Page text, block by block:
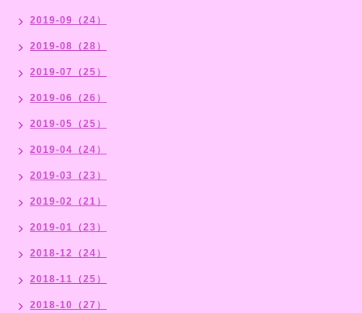
2019-09（24）
2019-08（28）
2019-07（25）
2019-06（26）
2019-05（25）
2019-04（24）
2019-03（23）
2019-02（21）
2019-01（23）
2018-12（24）
2018-11（25）
2018-10（27）